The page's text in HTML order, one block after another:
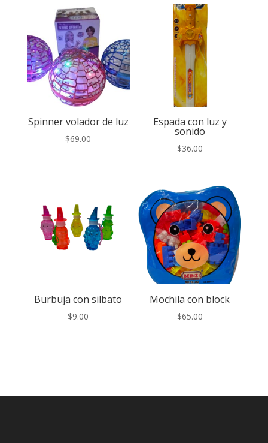
Spinner volador de luz
$69.00
Espada con luz y
sonido
$36.00
Burbuja con silbato
$9.00
Mochila con block
$65.00